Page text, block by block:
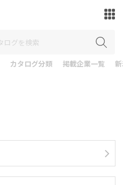
カタログ分類 掲載企業一覧